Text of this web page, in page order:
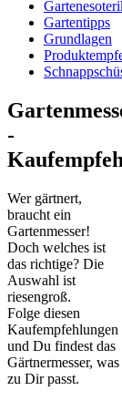
Gartentipps
Grundlagen
-
Wer gärtnert,
braucht ein
Gartenmesser!
Doch welches ist
das richtige? Die
Auswahl ist
riesengroß.
Folge diesen
Kaufempfehlungen
und Du findest das
Gärtnermesser, was
zu Dir passt.